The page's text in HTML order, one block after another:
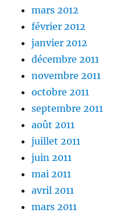
mars 2012
février 2012
janvier 2012
décembre 2011
novembre 2011
octobre 2011
septembre 2011
août 2011
juillet 2011
juin 2011
mai 2011
avril 2011
mars 2011